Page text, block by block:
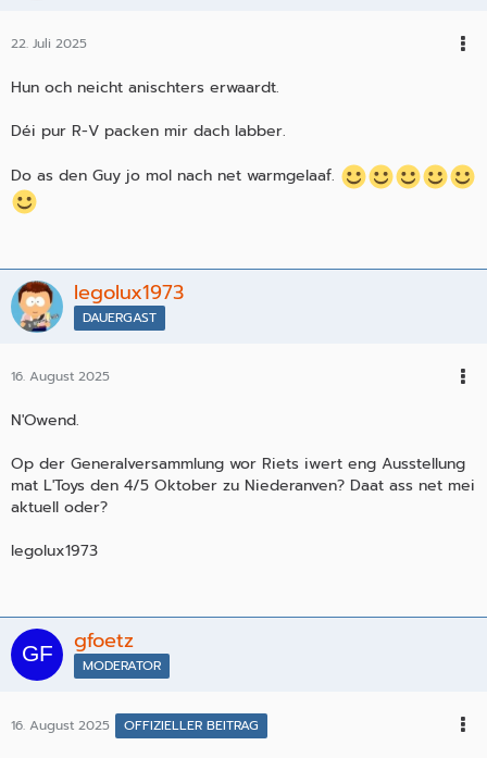
22. Juli 2025
Hun och neicht anischters erwaardt.
Déi pur R-V packen mir dach labber.
Do as den Guy jo mol nach net warmgelaaf.
legolux1973
DAUERGAST
16. August 2025
N'Owend.
Op der Generalversammlung wor Riets iwert eng Ausstellung
mat L'Toys den 4/5 Oktober zu Niederanven? Daat ass net mei
aktuell oder?
legolux1973
gfoetz
MODERATOR
16. August 2025 OFFIZIELLER BEITRAG